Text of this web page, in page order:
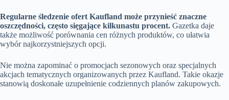
Regularne śledzenie ofert Kaufland może przynieść znaczne
oszczędności, często sięgające kilkunastu procent. Gazetka daje
także możliwość porównania cen różnych produktów, co ułatwia
wybór najkorzystniejszych opcji.
Nie można zapominać o promocjach sezonowych oraz specjalnych
akcjach tematycznych organizowanych przez Kaufland. Takie okazje
stanowią doskonałe uzupełnienie codziennych planów zakupowych.